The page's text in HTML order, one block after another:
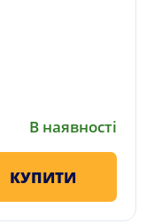
В наявності
КУПИТИ